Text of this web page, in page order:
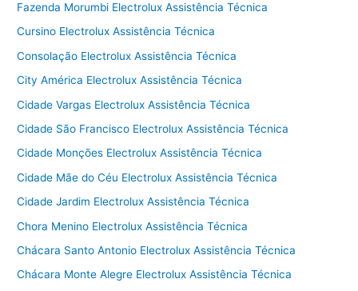
Fazenda Morumbi Electrolux Assistência Técnica
Cursino Electrolux Assistência Técnica
Consolação Electrolux Assistência Técnica
City América Electrolux Assistência Técnica
Cidade Vargas Electrolux Assistência Técnica
Cidade São Francisco Electrolux Assistência Técnica
Cidade Monções Electrolux Assistência Técnica
Cidade Mãe do Céu Electrolux Assistência Técnica
Cidade Jardim Electrolux Assistência Técnica
Chora Menino Electrolux Assistência Técnica
Chácara Santo Antonio Electrolux Assistência Técnica
Chácara Monte Alegre Electrolux Assistência Técnica